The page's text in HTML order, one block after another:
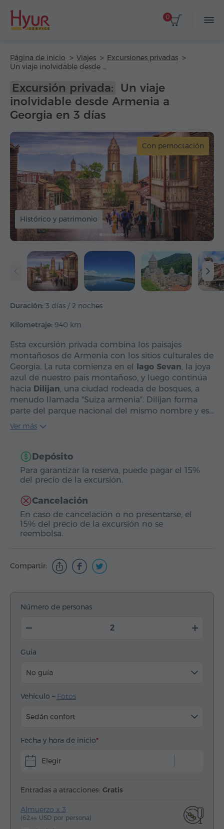
0
Página de inicio Viajes
Excursiones privadas
Un viaje inolvidable desde Armenia a Georgia en 3 días
Excursión privada: Un viaje
inolvidable desde Armenia a
Georgia en 3 días
Con pernoctación
Histórico y patrimonio
Duración: 3 días / 2 noches
Kilometraje: 940 km
Esta excursión privada combina los paisajes
montañosos de Armenia con los sitios culturales de
Georgia. La ruta comienza en el
lago Sevan, la joya
azul de nuestro país montañoso, y luego continúa
hacia Dilijan, una ciudad rodeada de bosques, a
menudo llamada "Suiza armenia". Dilijan forma
parte del parque nacional del mismo nombre y es…
Ver más
Depósito
Para garantizar la reserva, puede pagar el 15%
del precio de la excursión.
Cancelación
En caso de cancelación o no presentarse, el
15% del precio de la excursión no se
reembolsa.
Compartir:
Número de personas
Guía
No guía
Vehículo – Fotos
Sedán confort
Fecha y hora de inicio
Elegir
Entradas a atracciones: Gratis
Almuerzo x 3
(62.44 USD por persona)